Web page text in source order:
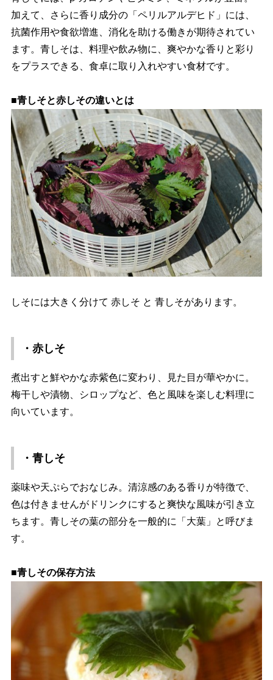
加えて、さらに香り成分の「ペリルアルデヒド」には、
抗菌作用や食欲増進、消化を助ける働きが期待されてい
ます。青しそは、料理や飲み物に、爽やかな香りと彩り
をプラスできる、食卓に取り入れやすい食材です。
■青しそと赤しその違いとは
しそには大きく分けて 赤しそ と 青しそがあります。
・赤しそ
煮出すと鮮やかな赤紫色に変わり、見た目が華やかに。
梅干しや漬物、シロップなど、色と風味を楽しむ料理に
向いています。
・青しそ
薬味や天ぷらでおなじみ。清涼感のある香りが特徴で、
色は付きませんがドリンクにすると爽快な風味が引き立
ちます。青しその葉の部分を一般的に「大葉」と呼びま
す。
■青しその保存方法